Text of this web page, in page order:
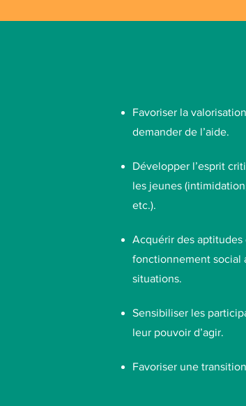
Favoriser la
demander de l’aide.
Développer l’esprit
les jeunes
etc.).
Acquérir des
fonctionnement social
situations.
Sensibiliser les
leur pouvoir d’agir.
Favoriser une